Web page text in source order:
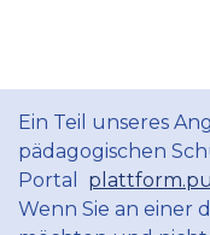
Ein Teil unseres
pädagogischen
Portal
Wenn Sie an einer